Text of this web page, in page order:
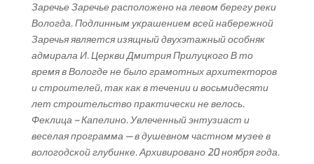
Заречье Заречье расположено на левом берегу реки
Вологда. Подлинным украшением всей набережной
Заречья является изящный двухэтажный особняк
адмирала И. Церкви Дмитрия Прилуцкого В то
время в Вологде не было грамотных архитекторов
и строителей, так как в течении и восьмидесяти
лет строительство практически не велось.
Феклица – Капелино. Увлеченный энтузиаст и
веселая программа — в душевном частном музее в
вологодской глубинке. Архивировано 20 ноября года.